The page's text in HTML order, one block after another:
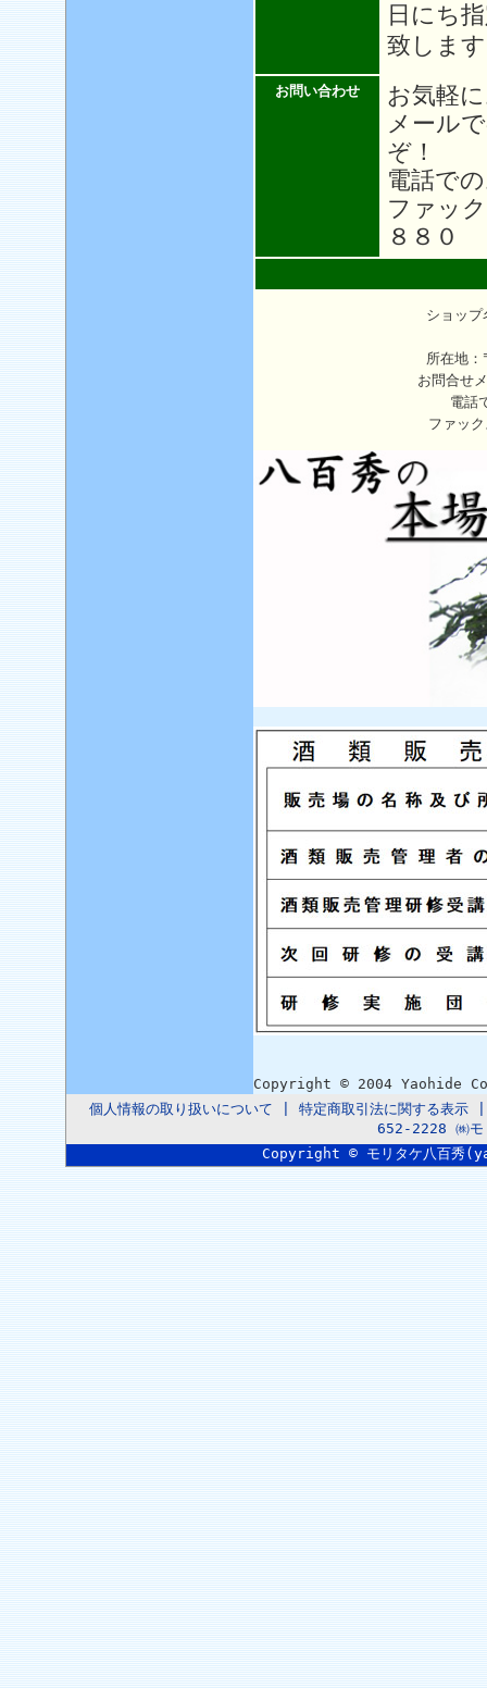
日にち
致しま
お問い合わせ
お気軽
メール
ぞ！
電話で
ファッ
８８０
ショッ
所在地
お問合せ
電話
ファッ
Copyright © 2004 Yaohide
個人情報の取り扱いについて
特定商取引法に関する表示
652-2228 ㈱モ
Copyright © モリタケ八百